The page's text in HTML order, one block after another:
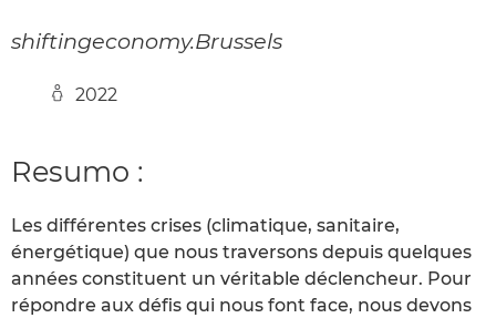
shiftingeconomy.Brussels
2022
Resumo :
Les différentes crises (climatique, sanitaire,
énergétique) que nous traversons depuis quelques
années constituent un véritable déclencheur. Pour
répondre aux défis qui nous font face, nous devons